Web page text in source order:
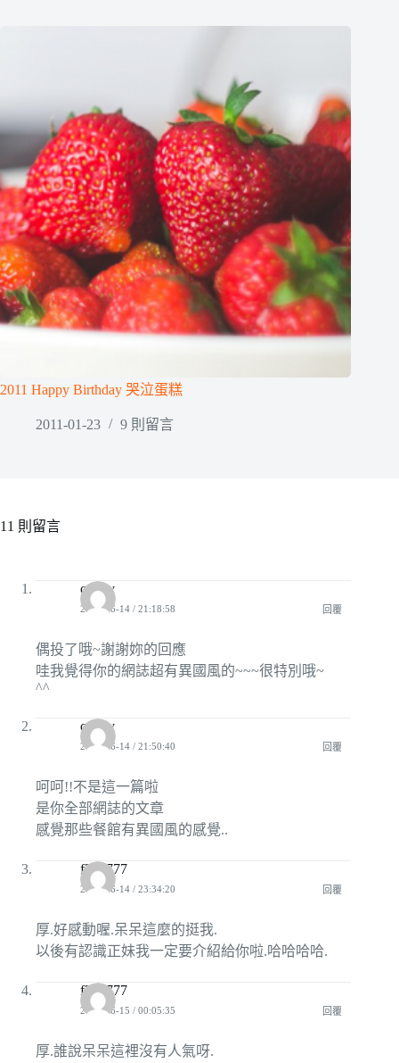
2011 Happy Birthday 哭泣蛋糕
2011-01-23 9 則留言
11 則留言
cmtily
2008-06-14 / 21:18:58 回覆
偶投了哦~謝謝妳的回應
哇我覺得你的網誌超有異國風的~~~很特別哦~
^^
cmtily
2008-06-14 / 21:50:40 回覆
呵呵!!不是這一篇啦
是你全部網誌的文章
感覺那些餐館有異國風的感覺..
f317777
2008-06-14 / 23:34:20 回覆
厚.好感動喔.呆呆這麼的挺我.
以後有認識正妹我一定要介紹給你啦.哈哈哈哈.
f317777
2008-06-15 / 00:05:35 回覆
厚.誰說呆呆這裡沒有人氣呀.